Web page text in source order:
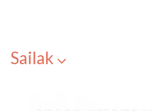
Sailak